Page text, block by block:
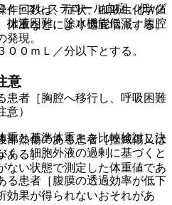
Ｌ−コレステロール血症、低γグ
排液困難、除水機能低下、腹腔
現。
者［胸腔へ移行し、呼吸困難
。
熱傷のある患者［挫滅傷又は
ある］。
患者［腹膜の透過効率が低下
効果が得られないおそれがあ
作回数は、症状、血液生化学値
体重などにより適宜増減する。
０ｍＬ／分以下とする。
意
）
重と基準体重とを比較検討し決
く、細胞外液の過剰に基づくと
ない状態で測定した体重値であ